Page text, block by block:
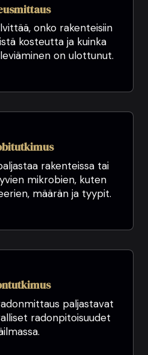
onko rakenteisiin
kosteutta ja kuinka
on ulottunut.
rakenteissa tai
mikrobien, kuten
määrän ja tyypit.
paljastavat
radonpitoisuudet